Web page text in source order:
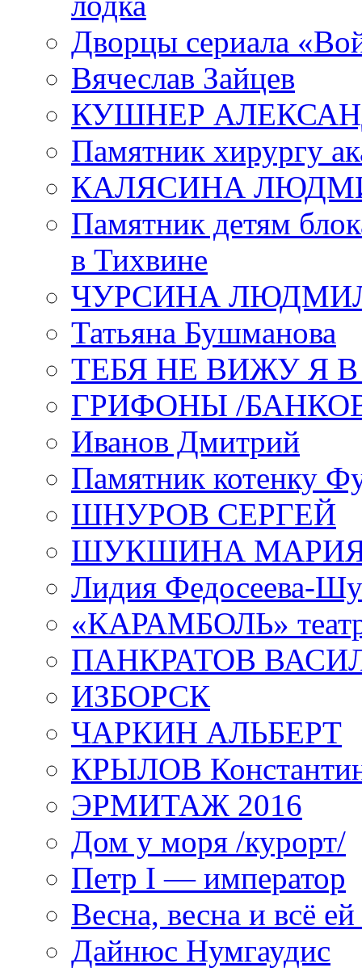
Дворцы сериала
Вячеслав Зайцев
КУШНЕР
Памятник хирургу
КАЛЯСИНА
Памятник детям
в Тихвине
ЧУРСИНА
Татьяна Бушманова
ТЕБЯ НЕ ВИЖУ Я
ГРИФОНЫ /
Иванов Дмитрий
Памятник котенку
ШНУРОВ СЕРГЕЙ
ШУКШИНА
Лидия Федосеева-
«КАРАМБОЛЬ»
ПАНКРАТОВ
ИЗБОРСК
ЧАРКИН АЛЬБЕРТ
КРЫЛОВ
ЭРМИТАЖ 2016
Дом у моря /курорт/
Петр I — император
Весна, весна и всё
Дайнюс Нумгаудис